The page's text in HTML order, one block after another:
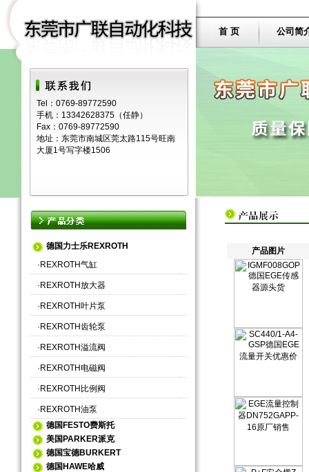
Tel：0769-89772590
手机：13342628375（任静）
Fax：0769-89772590
地址：东莞市南城区莞太路115号旺南
大厦1号写字楼1506
首 页 公司简
德国力士乐REXROTH
· REXROTH气缸
· REXROTH放大器
· REXROTH叶片泵
· REXROTH齿轮泵
· REXROTH溢流阀
· REXROTH电磁阀
· REXROTH比例阀
· REXROTH油泵
德国FESTO费斯托
美国PARKER派克
德国宝德BURKERT
德国HAWE哈威
产品图片